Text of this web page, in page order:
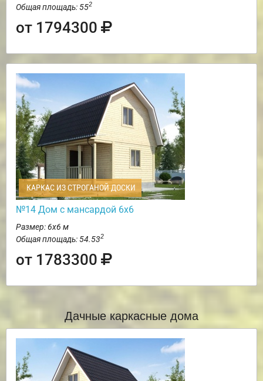
Общая площадь: 552
от 1794300
КАРКАС ИЗ СТРОГАНОЙ ДОСКИ
№14 Дом с мансардой 6х6
Размер: 6х6 м
Общая площадь: 54.532
от 1783300
Дачные каркасные дома